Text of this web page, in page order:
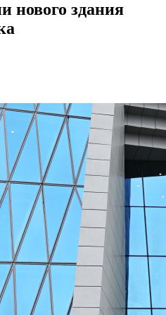
нового здания